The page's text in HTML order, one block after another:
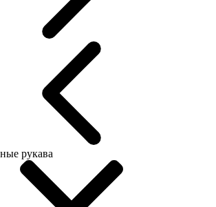
рукава